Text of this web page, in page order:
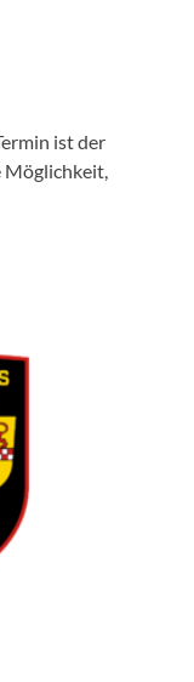
ist der
Möglichkeit,